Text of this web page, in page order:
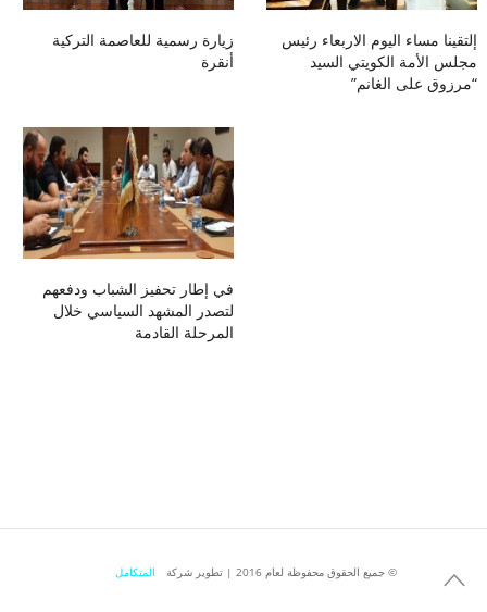
زيارة رسمية للعاصمة التركية
أنقرة
إلتقينا مساء اليوم الاربعاء رئيس
مجلس الأمة الكويتي السيد
“مرزوق على الغانم”
في إطار تحفيز الشباب ودفعهم
لتصدر المشهد السياسي خلال
المرحلة القادمة
المتكامل جميع الحقوق محفوظة لعام 2016 | تطوير شركة ©